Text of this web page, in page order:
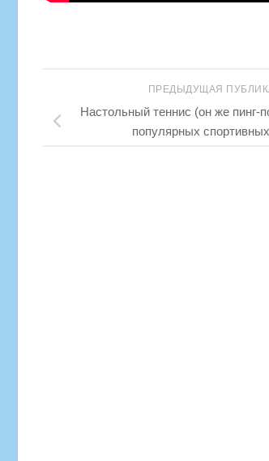
ПРЕДЫДУЩАЯ
Настольный теннис (он же пинг-
популярных